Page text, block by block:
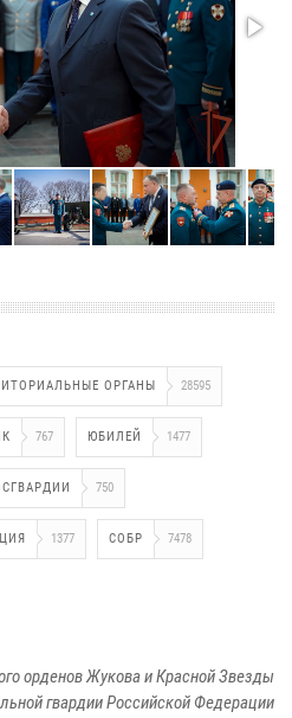
ОРГАНЫ 28595
767 ЮБИЛЕЙ 1477
750
1377 СОБР 7478
орденов Жукова и Красной Звезды
гвардии Российской Федерации